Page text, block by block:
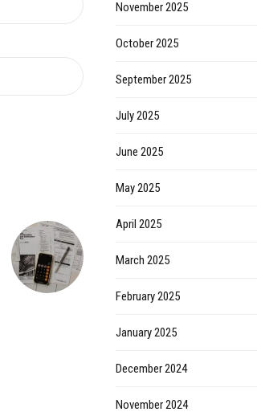
November 2025
October 2025
September 2025
July 2025
June 2025
May 2025
April 2025
March 2025
February 2025
January 2025
December 2024
November 2024